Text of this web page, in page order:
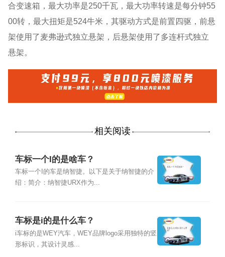
合变速箱，最大功率是250千瓦，最大功率转速是每分钟55
00转，最大扭矩是524牛米，其驱动方式是前置四驱，前悬
架使用了麦弗逊式独立悬架，后悬架使用了多连杆式独立
悬架。
相关阅读
车标一个I的是啥车？
车标一个I的车是纳智捷。以下是关于纳智捷的介
绍：简介：纳智捷URX作为...
车标是i的是什么车？
i车标的是WEY汽车，WEY品牌logo采用独特的竖
形标识，其设计灵感...